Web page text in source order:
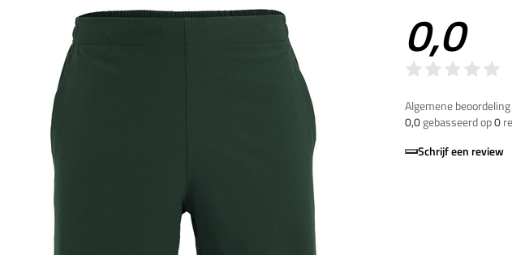
0,0
Algemene
0,0gebasseerd op0
Schrijf een review